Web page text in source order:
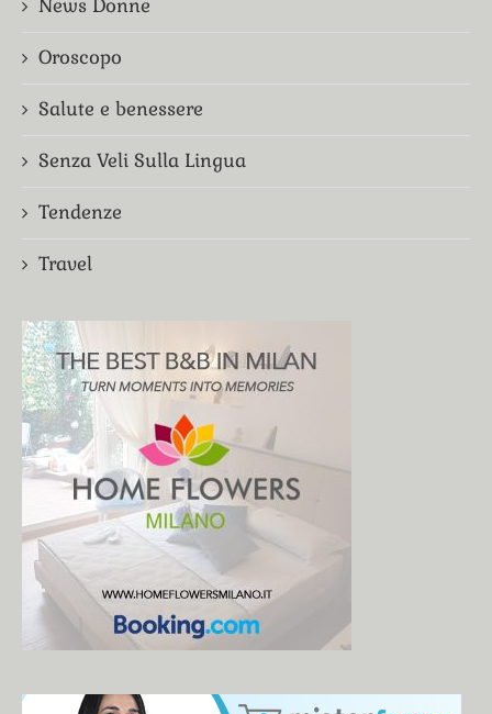
News Donne
Oroscopo
Salute e benessere
Senza Veli Sulla Lingua
Tendenze
Travel